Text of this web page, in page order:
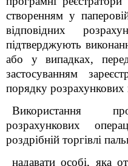
створенням у
відповідних
підтверджують
або у випадках,
застосуванням
порядку
Використання
розрахункових
роздрібній торгівлі
надавати особі, яка